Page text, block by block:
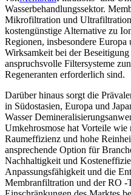
Wasserbehandlungssektor.
Mikrofiltration und
kostengünstige Alternative zu
Regionen, insbesondere
Wirksamkeit bei der
anspruchsvolle Filtersysteme
Regeneranten erforderlich sind.
Darüber hinaus sorgt die
in Südostasien, Europa und
Wasser
Umkehrosmose hat Vorteile wie
Raumeffizienz und hohe
ansprechende Option für
Nachhaltigkeit und
Anpassungsfähigkeit und die
Membranfiltration und der RO -